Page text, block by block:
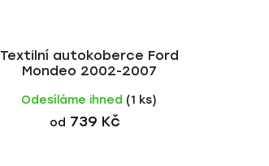
Textilní autokoberce Ford
Mondeo 2002-2007
Odesíláme ihned (1 ks)
od 739 Kč